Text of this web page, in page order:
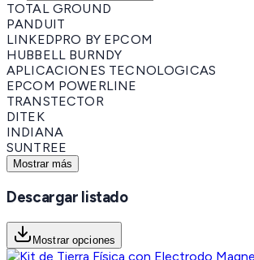
TOTAL GROUND
PANDUIT
LINKEDPRO BY EPCOM
HUBBELL BURNDY
APLICACIONES TECNOLOGICAS
EPCOM POWERLINE
TRANSTECTOR
DITEK
INDIANA
SUNTREE
Mostrar más
Descargar listado
Mostrar opciones